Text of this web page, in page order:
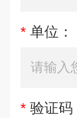
* 单位：
* 验证码